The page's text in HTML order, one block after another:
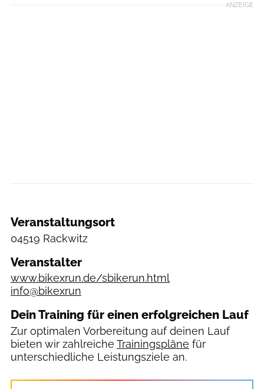
ANZEIGE
Veranstaltungsort
04519 Rackwitz
Veranstalter
www.bikexrun.de/sbikerun.html
info@bikexrun
Dein Training für einen erfolgreichen Lauf
Zur optimalen Vorbereitung auf deinen Lauf
bieten wir zahlreiche Trainingspläne für
unterschiedliche Leistungsziele an.